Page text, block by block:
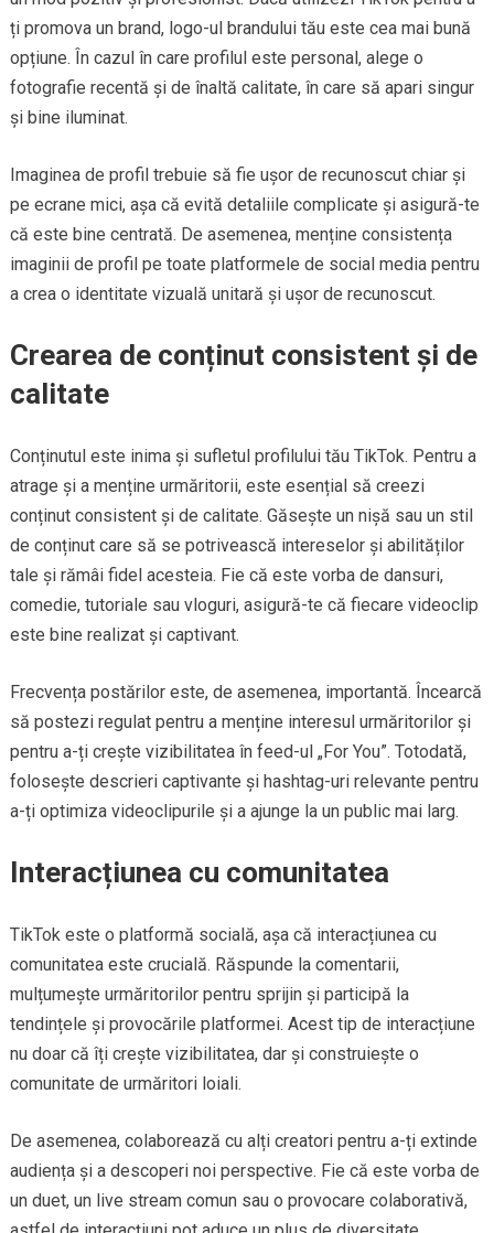
ți promova un brand, logo-ul brandului tău este cea mai bună
opțiune. În cazul în care profilul este personal, alege o
fotografie recentă și de înaltă calitate, în care să apari singur
și bine iluminat.
Imaginea de profil trebuie să fie ușor de recunoscut chiar și
pe ecrane mici, așa că evită detaliile complicate și asigură-te
că este bine centrată. De asemenea, menține consistența
imaginii de profil pe toate platformele de social media pentru
a crea o identitate vizuală unitară și ușor de recunoscut.
Crearea de conținut consistent și de
calitate
Conținutul este inima și sufletul profilului tău TikTok. Pentru a
atrage și a menține urmăritorii, este esențial să creezi
conținut consistent și de calitate. Găsește un nișă sau un stil
de conținut care să se potrivească intereselor și abilităților
tale și rămâi fidel acesteia. Fie că este vorba de dansuri,
comedie, tutoriale sau vloguri, asigură-te că fiecare videoclip
este bine realizat și captivant.
Frecvența postărilor este, de asemenea, importantă. Încearcă
să postezi regulat pentru a menține interesul urmăritorilor și
pentru a-ți crește vizibilitatea în feed-ul „For You”. Totodată,
folosește descrieri captivante și hashtag-uri relevante pentru
a-ți optimiza videoclipurile și a ajunge la un public mai larg.
Interacțiunea cu comunitatea
TikTok este o platformă socială, așa că interacțiunea cu
comunitatea este crucială. Răspunde la comentarii,
mulțumește urmăritorilor pentru sprijin și participă la
tendințele și provocările platformei. Acest tip de interacțiune
nu doar că îți crește vizibilitatea, dar și construiește o
comunitate de urmăritori loiali.
De asemenea, colaborează cu alți creatori pentru a-ți extinde
audiența și a descoperi noi perspective. Fie că este vorba de
un duet, un live stream comun sau o provocare colaborativă,